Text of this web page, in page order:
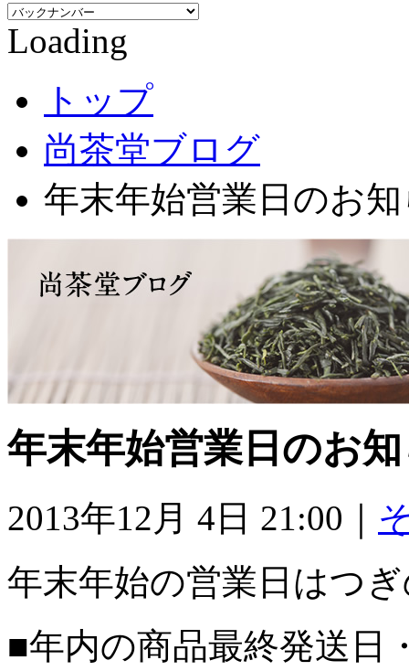
Loading
トップ
尚茶堂ブログ
年末年始営業日のお
年末年始営業日のお
2013年12月 4日 21:00｜
年末年始の営業日はつ
■年内の商品最終発送日